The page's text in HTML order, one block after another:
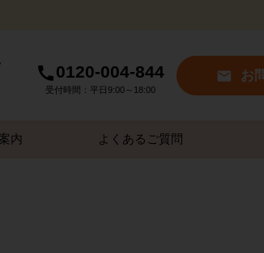
0120-004-844
受付時間：平日9:00～18:00
お
内 よくあるご質問